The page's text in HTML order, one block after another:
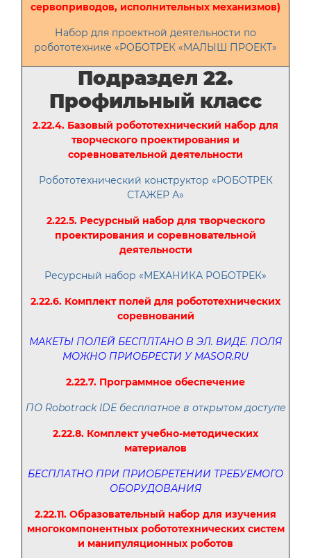
сервоприводов, исполнительных механизмов)
Набор для проектной деятельности по
робототехнике «РОБОТРЕК «МАЛЫШ ПРОЕКТ»
Подраздел 22.
Профильный класс
2.22.4. Базовый робототехнический набор для
творческого проектирования и
соревновательной деятельности
Робототехнический конструктор «РОБОТРЕК
СТАЖЕР А»
2.22.5. Ресурсный набор для творческого
проектирования и соревновательной
деятельности
Ресурсный набор «МЕХАНИКА РОБОТРЕК»
2.22.6. Комплект полей для робототехнических
соревнований
МАКЕТЫ ПОЛЕЙ БЕСПЛТАНО В ЭЛ. ВИДЕ. ПОЛЯ
МОЖНО ПРИОБРЕСТИ У MASOR.RU
2.22.7. Программное обеспечение
ПО Robotrack IDE бесплатное в открытом доступе
2.22.8. Комплект учебно-методических
материалов
БЕСПЛАТНО ПРИ ПРИОБРЕТЕНИИ ТРЕБУЕМОГО
ОБОРУДОВАНИЯ
2.22.11. Образовательный набор для изучения
многокомпонентных робототехнических систем
и манипуляционных роботов